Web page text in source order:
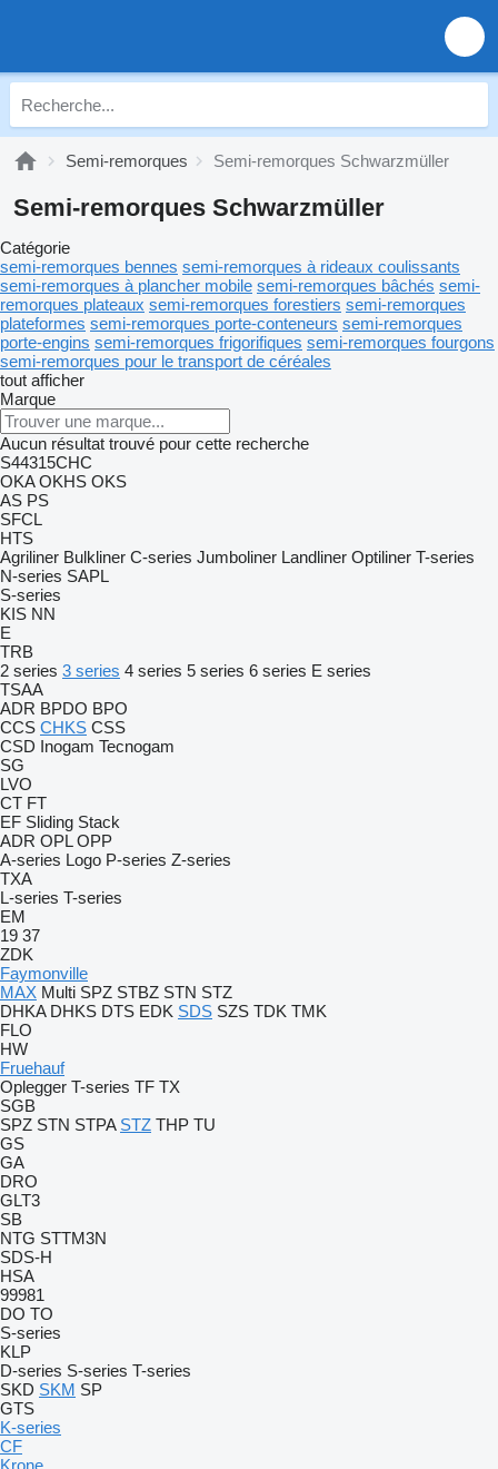
Semi-remorques Semi-remorques Schwarzmüller
Semi-remorques Schwarzmüller
Catégorie
semi-remorques bennes semi-remorques à rideaux coulissants
semi-remorques à plancher mobile semi-remorques bâchés semi-
remorques plateaux semi-remorques forestiers semi-remorques
plateformes semi-remorques porte-conteneurs semi-remorques
porte-engins semi-remorques frigorifiques semi-remorques fourgons
semi-remorques pour le transport de céréales
tout afficher
Marque
Aucun résultat trouvé pour cette recherche
S44315CHC
OKA OKHS OKS
AS PS
SFCL
HTS
Agriliner Bulkliner C-series Jumboliner Landliner Optiliner T-series
N-series SAPL
S-series
KIS NN
E
TRB
2 series 3 series 4 series 5 series 6 series E series
TSAA
ADR BPDO BPO
CCS CHKS CSS
CSD Inogam Tecnogam
SG
LVO
CT FT
EF Sliding Stack
ADR OPL OPP
A-series Logo P-series Z-series
TXA
L-series T-series
EM
19 37
ZDK
Faymonville
MAX Multi SPZ STBZ STN STZ
DHKA DHKS DTS EDK SDS SZS TDK TMK
FLO
HW
Fruehauf
Oplegger T-series TF TX
SGB
SPZ STN STPA STZ THP TU
GS
GA
DRO
GLT3
SB
NTG STTM3N
SDS-H
HSA
99981
DO TO
S-series
KLP
D-series S-series T-series
SKD SKM SP
GTS
K-series
CF
Krone